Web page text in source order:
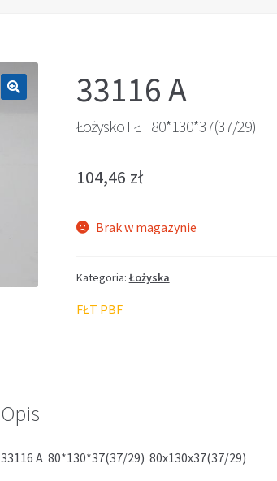
33116 A
Łożysko FŁT 80*130*37(37/29)
104,46 zł
Brak w magazynie
Kategoria: Łożyska
FŁT PBF
Opis
33116 A 80*130*37(37/29) 80x130x37(37/29)